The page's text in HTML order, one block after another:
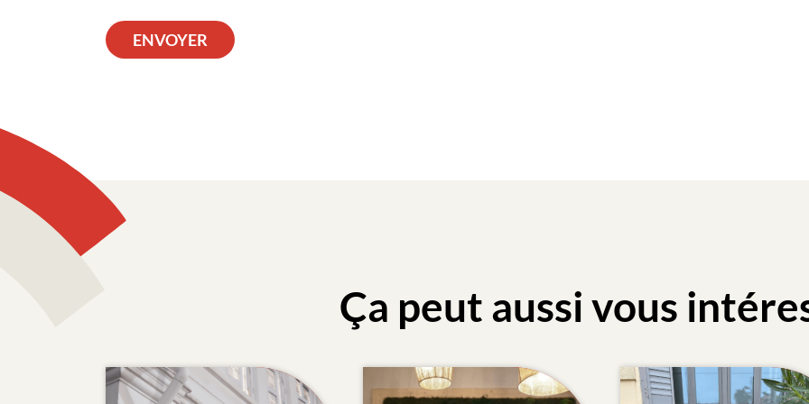
ENVOYER
Ça peut aussi vous